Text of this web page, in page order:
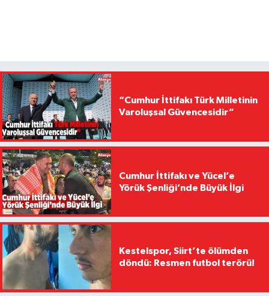
“Cumhur İttifakı Türk Milletinin
Varoluşsal Güvencesidir”
Cumhur İttifakı ve Yücel’e
Yörük Şenliği’nde Büyük İlgi
Kestelspor, Siirt’te ölümden
döndü: Resmen futbol terörü!